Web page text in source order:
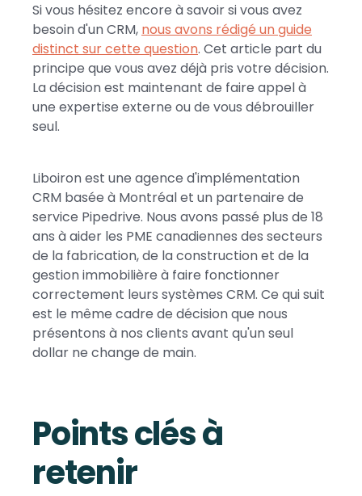
Si vous hésitez encore à savoir si vous avez
besoin d'un CRM, nous avons rédigé un guide
distinct sur cette question. Cet article part du
principe que vous avez déjà pris votre décision.
La décision est maintenant de faire appel à
une expertise externe ou de vous débrouiller
seul.
Liboiron est une agence d'implémentation
CRM basée à Montréal et un partenaire de
service Pipedrive. Nous avons passé plus de 18
ans à aider les PME canadiennes des secteurs
de la fabrication, de la construction et de la
gestion immobilière à faire fonctionner
correctement leurs systèmes CRM. Ce qui suit
est le même cadre de décision que nous
présentons à nos clients avant qu'un seul
dollar ne change de main.
Points clés à
retenir